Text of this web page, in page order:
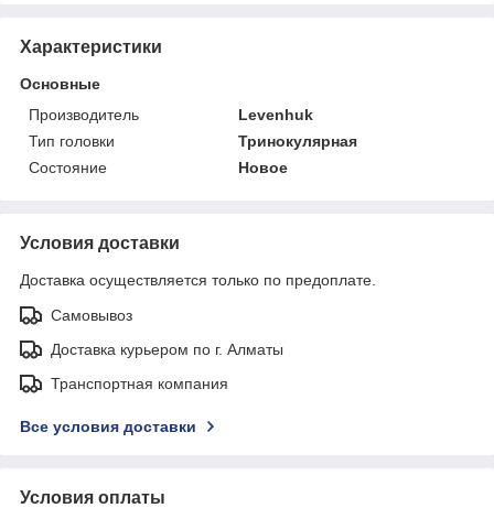
Характеристики
Основные
Производитель
Levenhuk
Тип головки
Тринокулярная
Состояние
Новое
Условия доставки
Доставка осуществляется только по предоплате.
Самовывоз
Доставка курьером по г. Алматы
Транспортная компания
Все условия доставки
Условия оплаты